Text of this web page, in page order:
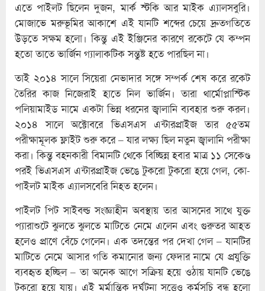
এতে পাইলট ছিলেন দুজন, মার্ক স্টকি আর মাইক এ্যালসবুরি।
মোজাভে মরুভূমির আকাশে এই যানটি শব্দের চেয়ে দ্রুতগতিতে
উড়তে সক্ষম হলো। কিন্তু এই ইঞ্জিনের কারণে রকেটে যে কম্পন
হতো তাতে ভার্জিন গ্যালাকটিক সন্তুষ্ট হতে পারছিল না।
তাই ২০১৪ সালে সিয়েরা নেভাদার সঙ্গে সম্পর্ক শেষ করে রকেট
তৈরির কাজ নিজেরাই হাতে নিল ভার্জিন। তারা থার্মোপ্লাস্টিক
পলিয়ামাইড নামে একটা ভিন্ন ধরনের জ্বালানি ব্যবহার শুরু করল।
২০১৪ সালে অক্টোবরে ভিএসএস এন্টারপ্রাইজ তার ৫৫তম
পরীক্ষামূলক ফ্লাইট শুরু করে – যার লক্ষ্য ছিল নতুন জ্বালানি পরীক্ষা
করা। কিন্তু বহনকারী বিমানটি থেকে বিচ্ছিন্ন হবার মাত্র ১১ সেকেণ্ড
পরই ভিএসএস এন্টারপ্রাইজ ভেঙে টুকরো টুকরো হয়ে গেল, কো-
পাইলট মাইক এ্যালসবেরি নিহত হলেন।
পাইলট পিট সাইবল্ড সংজ্ঞাহীন অবস্থায় তার আসনের সাথে যুক্ত
প্যারাশুটে ঝুলতে ঝুলতে মাটিতে নেমে এলেন এবং গুরুতর আহত
হলেও প্রাণে বেঁচে গেলেন। এক তদন্তের পর দেখা গেল – যানটির
মাটিতে নেমে আসার গতি কমানোর জন্য ফেদার নামে যে প্রযুক্তি
ব্যবহৃত হচ্ছিল – তা অনেক আগে সক্রিয় হয়ে ওঠায় যানটি ভেঙে
টুকরো হয়ে যায়। এই মর্মান্তিক দুর্ঘটনা সত্ত্বেও কর্মসূচি বন্ধ হলো